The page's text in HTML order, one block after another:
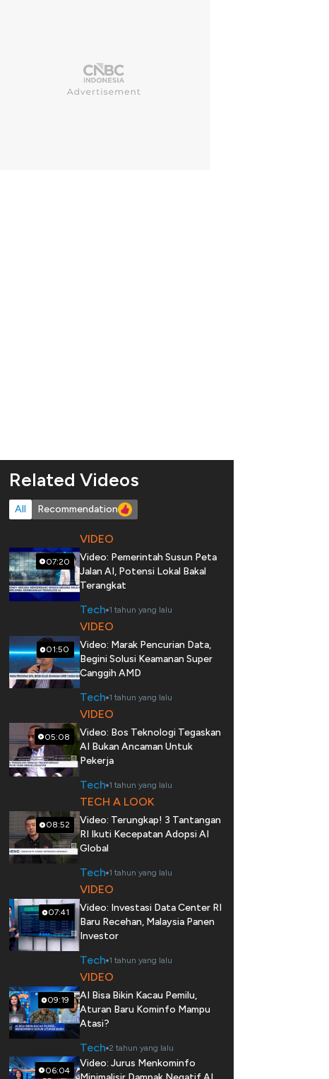
Related Videos
All Recommendation
07:20
VIDEO
Video: Pemerintah Susun Peta
Jalan AI, Potensi Lokal Bakal
Terangkat
Tech 1 tahun yang lalu
01:50
VIDEO
Video: Marak Pencurian Data,
Begini Solusi Keamanan Super
Canggih AMD
Tech 1 tahun yang lalu
05:08
VIDEO
Video: Bos Teknologi Tegaskan
AI Bukan Ancaman Untuk
Pekerja
Tech 1 tahun yang lalu
08:52
TECH A LOOK
Video: Terungkap! 3 Tantangan
RI Ikuti Kecepatan Adopsi AI
Global
Tech 1 tahun yang lalu
07:41
VIDEO
Video: Investasi Data Center RI
Baru Recehan, Malaysia Panen
Investor
Tech 1 tahun yang lalu
09:19
VIDEO
AI Bisa Bikin Kacau Pemilu,
Aturan Baru Kominfo Mampu
Atasi?
Tech 2 tahun yang lalu
06:04
Video: Jurus Menkominfo